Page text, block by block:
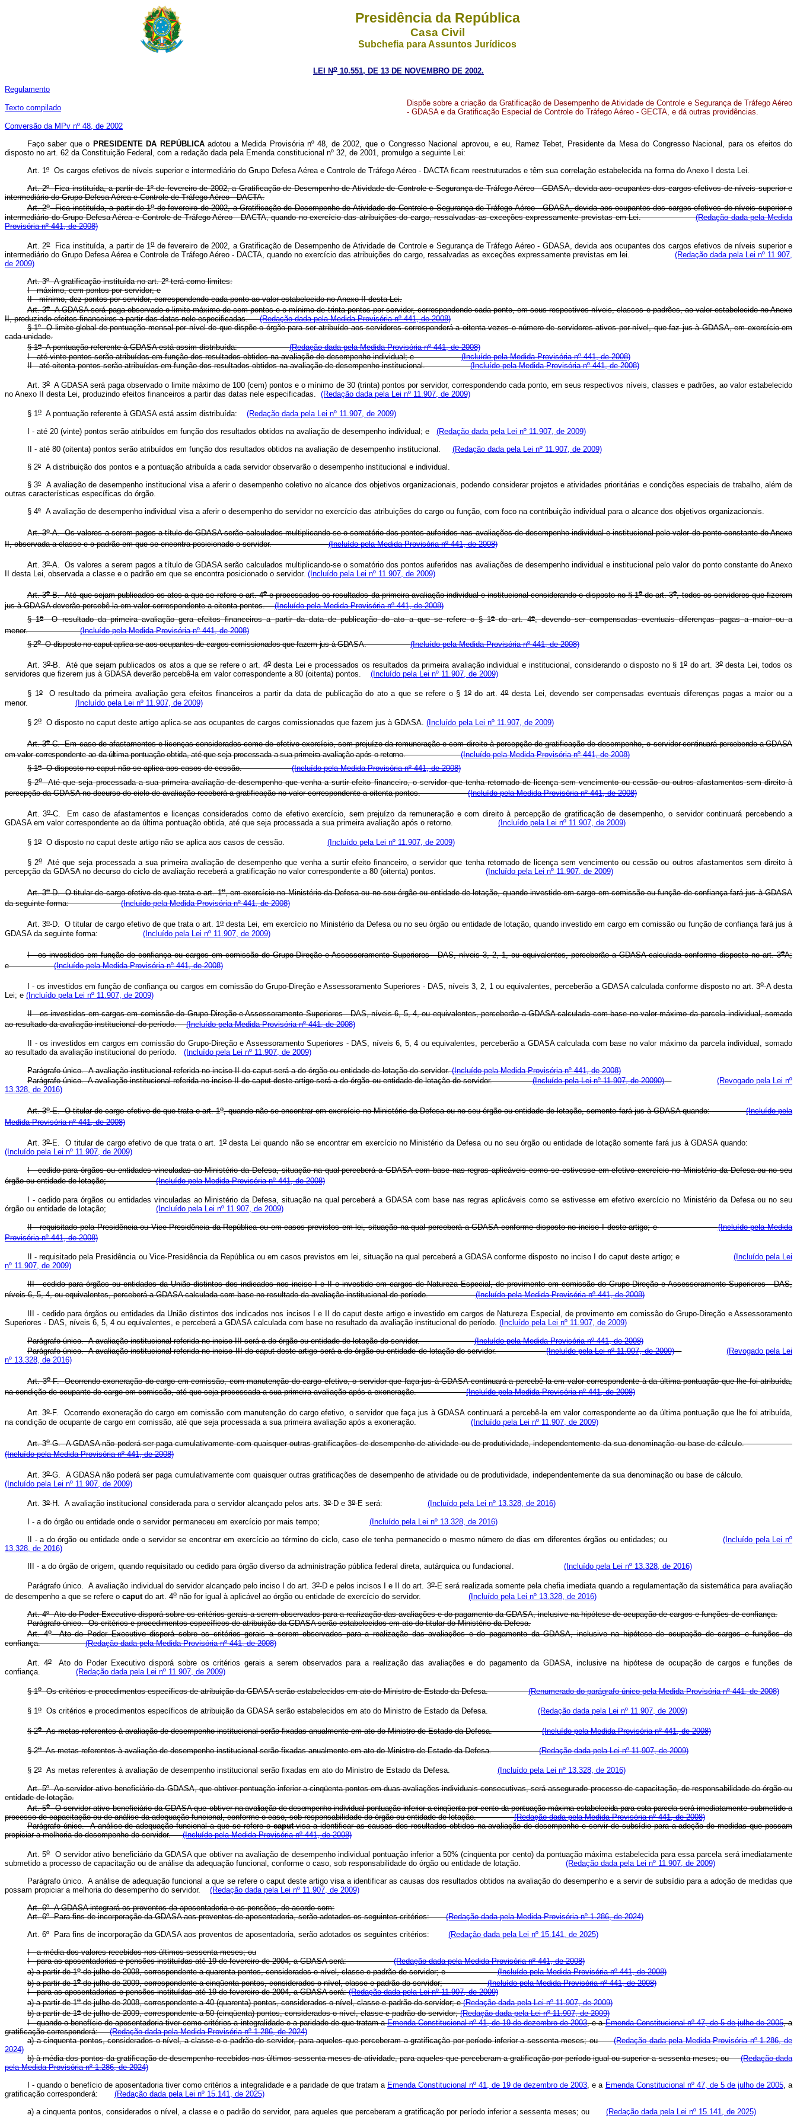
Presidência da República
Casa Civil
Subchefia para Assuntos Jurídicos
LEI No 10.551, DE 13 DE NOVEMBRO DE 2002.
Regulamento
Texto compilado
Conversão da MPv nº 48, de 2002
Dispõe sobre a criação da Gratificação de Desempenho de Atividade de Controle e Segurança de Tráfego Aéreo
- GDASA e da Gratificação Especial de Controle do Tráfego Aéreo - GECTA, e dá outras providências.
Faço saber que o PRESIDENTE DA REPÚBLICAadotou a Medida Provisória nº 48, de 2002, que o Congresso Nacional aprovou, e eu, Ramez Tebet, Presidente da Mesa do Congresso Nacional, para os efeitos do
disposto no art. 62 da Constituição Federal, com a redação dada pela Emenda constitucional nº 32, de 2001, promulgo a seguinte Lei:
Art. 1º Os cargos efetivos de níveis superior e intermediário do Grupo Defesa Aérea e Controle de Tráfego Aéreo - DACTA ficam reestruturados e têm sua correlação estabelecida na forma do Anexo I desta Lei.
Art. 2º Fica instituída, a partir de 1º de fevereiro de 2002, a Gratificação de Desempenho de Atividade de Controle e Segurança de Tráfego Aéreo - GDASA, devida aos ocupantes dos cargos efetivos de níveis superior e
intermediário do Grupo Defesa Aérea e Controle de Tráfego Aéreo - DACTA.
Art. 2oFica instituída, a partir de 1ode fevereiro de 2002, a Gratificação de Desempenho de Atividade de Controle e Segurança de Tráfego Aéreo - GDASA, devida aos ocupantes dos cargos efetivos de níveis superior e
intermediário do Grupo Defesa Aérea e Controle de Tráfego Aéreo - DACTA, quando no exercício das atribuições do cargo, ressalvadas as exceções expressamente previstas em Lei.(Redação dada pela Medida
Provisória nº 441, de 2008)
Art. 2oFica instituída, a partir de 1ode fevereiro de 2002, a Gratificação de Desempenho de Atividade de Controle e Segurança de Tráfego Aéreo - GDASA, devida aos ocupantes dos cargos efetivos de níveis superior e
intermediário do Grupo Defesa Aérea e Controle de Tráfego Aéreo - DACTA, quando no exercício das atribuições do cargo, ressalvadas as exceções expressamente previstas em lei. (Redação dada pela Lei nº 11.907,
de 2009)
Art. 3º A gratificação instituída no art. 2º terá como limites:
I - máximo, cem pontos por servidor; e
II - mínimo, dez pontos por servidor, correspondendo cada ponto ao valor estabelecido no Anexo II desta Lei.
Art. 3oA GDASAserá paga observado o limite máximo de cem pontos e o mínimo de trinta pontos por servidor, correspondendo cada ponto, em seus respectivos níveis, classes e padrões, ao valor estabelecido no Anexo
II,produzindo efeitos financeiros a partir das datas nele especificadas.(Redação dada pela Medida Provisória nº 441, de 2008)
§ 1º O limite global de pontuação mensal por nível de que dispõe o órgão para ser atribuído aos servidores corresponderá a oitenta vezes o número de servidores ativos por nível, que faz jus à GDASA, em exercício em
cada unidade.
§ 1oA pontuação referente à GDASA está assim distribuída:(Redação dada pela Medida Provisória nº 441, de 2008)
I - até vinte pontos serão atribuídos em função dos resultados obtidos na avaliação de desempenho individual; e(Incluído pela Medida Provisória nº 441, de 2008)
II - até oitenta pontos serão atribuídos em função dos resultados obtidos na avaliação de desempenho institucional.(Incluído pela Medida Provisória nº 441, de 2008)
Art. 3o A GDASA será paga observado o limite máximo de 100 (cem) pontos e o mínimo de 30 (trinta) pontos por servidor, correspondendo cada ponto, em seus respectivos níveis, classes e padrões, ao valor estabelecido
no Anexo II desta Lei, produzindo efeitos financeiros a partir das datas nele especificadas. (Redação dada pela Lei nº 11.907, de 2009)
§ 1o A pontuação referente à GDASA está assim distribuída: (Redação dada pela Lei nº 11.907, de 2009)
I - até 20 (vinte) pontos serão atribuídos em função dos resultados obtidos na avaliação de desempenho individual; e (Redação dada pela Lei nº 11.907, de 2009)
II - até 80 (oitenta) pontos serão atribuídos em função dos resultados obtidos na avaliação de desempenho institucional. (Redação dada pela Lei nº 11.907, de 2009)
§ 2º A distribuição dos pontos e a pontuação atribuída a cada servidor observarão o desempenho institucional e individual.
§ 3ºA avaliação de desempenho institucional visa a aferir o desempenho coletivo no alcance dos objetivos organizacionais, podendo considerar projetos e atividades prioritárias e condições especiais de trabalho, além de
outras características específicas do órgão.
§ 4º A avaliação de desempenho individual visa a aferir o desempenho do servidor no exercício das atribuições do cargo ou função, com foco na contribuição individual para o alcance dos objetivos organizacionais.
Art. 3o-A.Os valores a serem pagos a título de GDASA serão calculados multiplicando-se o somatório dos pontos auferidos nas avaliações de desempenho individual e institucional pelo valor do ponto constante do Anexo
II, observada a classe e o padrão em que se encontra posicionado o servidor.
(Incluído pela Medida Provisória nº 441, de 2008)
Art. 3o-A.Os valores a serem pagos a título de GDASA serão calculados multiplicando-se o somatório dos pontos auferidos nas avaliações de desempenho individual e institucional pelo valor do ponto constante do Anexo
II desta Lei, observada a classe e o padrão em que se encontra posicionado o servidor. (Incluído pela Lei nº 11.907, de 2009)
Art. 3o-B.Até que sejam publicados os atos a que se refere o art. 4oe processados os resultados da primeira avaliação individual e institucional considerando o disposto no § 1odo art. 3o, todos os servidores que fizerem
jus à GDASA deverão percebê-la em valor correspondentea oitenta pontos.(Incluído pela Medida Provisória nº 441, de 2008)
§ 1oO resultado da primeira avaliação gera efeitos financeiros a partir da data de publicação do ato a que se refereo § 1odoart. 4o, devendo ser compensadas eventuais diferenças pagas a maior ou a
menor.(Incluído pela Medida Provisória nº 441, de 2008)
§ 2oO disposto no caput aplica-se aos ocupantes de cargos comissionados que fazem jus à GDASA.(Incluído pela Medida Provisória nº 441, de 2008)
Art. 3o-B. Até que sejam publicados os atos a que se refere o art. 4odesta Lei e processados os resultados da primeira avaliação individual e institucional, considerando o disposto no § 1o do art. 3odesta Lei, todos os
servidores que fizerem jus à GDASA deverão percebê-la em valor correspondente a 80 (oitenta) pontos. (Incluído pela Lei nº 11.907, de 2009)
§ 1oO resultado da primeira avaliação gera efeitos financeiros a partir da data de publicação do ato a que se refere o § 1odo art. 4odesta Lei, devendo ser compensadas eventuais diferenças pagas a maior ou a
menor. (Incluído pela Lei nº 11.907, de 2009)
§ 2o O disposto no caput deste artigo aplica-se aos ocupantes de cargos comissionados que fazem jus à GDASA. (Incluído pela Lei nº 11.907, de 2009)
Art. 3o-C.Em caso de afastamentos e licenças considerados como de efetivo exercício, sem prejuízo da remuneração e com direito à percepção de gratificação de desempenho, o servidorcontinuará percebendo a GDASA
em valor correspondente ao da última pontuação obtida, até que seja processada a sua primeira avaliação após o retorno.(Incluído pela Medida Provisória nº 441, de 2008)
§ 1oO disposto no caput não se aplica aos casos de cessão.
(Incluído pela Medida Provisória nº 441, de 2008)
§ 2oAté que seja processada a sua primeira avaliação de desempenho que venha a surtir efeito financeiro, o servidor que tenha retornado de licença sem vencimento ou cessão ou outros afastamentos sem direito à
percepção da GDASA no decurso do ciclo de avaliação receberá a gratificação no valor correspondente a oitenta pontos.(Incluído pela Medida Provisória nº 441, de 2008)
Art. 3o-C.
Em caso de afastamentos e licenças considerados como de efetivo exercício, sem prejuízo da remuneração e com direito à percepção de gratificação de desempenho, o servidor continuará percebendo a
GDASA em valor correspondente ao da última pontuação obtida, até que seja processada a sua primeira avaliação após o retorno. (Incluído pela Lei nº 11.907, de 2009)
§ 1o O disposto no caput deste artigo não se aplica aos casos de cessão. (Incluído pela Lei nº 11.907, de 2009)
§ 2oAté que seja processada a sua primeira avaliação de desempenho que venha a surtir efeito financeiro, o servidor que tenha retornado de licença sem vencimento ou cessão ou outros afastamentos sem direito à
percepção da GDASA no decurso do ciclo de avaliação receberá a gratificação no valor correspondente a 80 (oitenta) pontos. (Incluído pela Lei nº 11.907, de 2009)
Art. 3o-D.O titular de cargo efetivo de que trata o art. 1o, em exercício no Ministério da Defesa ou no seu órgão ou entidade de lotação, quando investido em cargo em comissão ou função de confiança fará jus à GDASA
da seguinte forma:(Incluído pela Medida Provisória nº 441, de 2008)
Art. 3o-D.O titular de cargo efetivo de que trata o art. 1odesta Lei, em exercício no Ministério da Defesa ou no seu órgão ou entidade de lotação, quando investido em cargo em comissão ou função de confiança fará jus à
GDASA da seguinte forma: (Incluído pela Lei nº 11.907, de 2009)
I - os investidos em função de confiança ou cargos em comissão do Grupo-Direção e Assessoramento Superiores - DAS, níveis 3, 2, 1, ou equivalentes, perceberão a GDASA calculada conforme disposto no art. 3oA;
e(Incluído pela Medida Provisória nº 441, de 2008)
I - os investidos em função de confiança ou cargos em comissão do Grupo-Direção e Assessoramento Superiores - DAS, níveis 3, 2, 1 ou equivalentes, perceberão a GDASA calculada conforme disposto no art. 3o-A desta
Lei; e (Incluído pela Lei nº 11.907, de 2009)
II - os investidos em cargos em comissão do Grupo-Direção e Assessoramento Superiores - DAS, níveis 6, 5, 4, ou equivalentes, perceberão a GDASA calculada com base no valor máximo da parcela individual, somado
ao resultado da avaliação institucional do período.(Incluído pela Medida Provisória nº 441, de 2008)
II - os investidos em cargos em comissão do Grupo-Direção e Assessoramento Superiores - DAS, níveis 6, 5, 4 ou equivalentes, perceberão a GDASA calculada com base no valor máximo da parcela individual, somado
ao resultado da avaliação institucional do período. (Incluído pela Lei nº 11.907, de 2009)
Parágrafo único. A avaliação institucional referida no inciso II do caput será a do órgão ou entidade de lotação do servidor.(Incluído pela Medida Provisória nº 441, de 2008)
Parágrafo único. A avaliação institucional referida no inciso II do caput deste artigo será a do órgão ou entidade de lotação do servidor.(Incluído pela Lei nº 11.907, de 20090)
(Revogado pela Lei nº
13.328, de 2016)
Art. 3o-E.O titular de cargo efetivo de que trata o art. 1o, quando não se encontrar em exercício no Ministério da Defesa ou no seu órgão ou entidade de lotação, somente fará jus à GDASA quando:
(Incluído pela
Medida Provisória nº 441, de 2008)
Art. 3o-E.O titular de cargo efetivo de que trata o art. 1 odesta Lei quando não se encontrar em exercício no Ministério da Defesa ou no seu órgão ou entidade de lotação somente fará jus à GDASA quando:
(Incluído pela Lei nº 11.907, de 2009)
I - cedido para órgãos ou entidades vinculadas ao Ministério da Defesa, situação na qual perceberá a GDASA com base nas regras aplicáveis como se estivesse em efetivo exercício no Ministério da Defesa ou no seu
órgão ou entidade de lotação;
(Incluído pela Medida Provisória nº 441, de 2008)
I - cedido para órgãos ou entidades vinculadas ao Ministério da Defesa, situação na qual perceberá a GDASA com base nas regras aplicáveis como se estivesse em efetivo exercício no Ministério da Defesa ou no seu
órgão ou entidade de lotação; (Incluído pela Lei nº 11.907, de 2009)
II - requisitado pela Presidência ou Vice-Presidência da República ou em casos previstos em lei, situação na qual perceberá a GDASA conforme disposto no inciso I deste artigo; e
(Incluído pela Medida
Provisória nº 441, de 2008)
II - requisitado pela Presidência ou Vice-Presidência da República ou em casos previstos em lei, situação na qual perceberá a GDASA conforme disposto no inciso I do caput deste artigo; e (Incluído pela Lei
nº 11.907, de 2009)
III - cedido para órgãos ou entidades da União distintos dos indicados nos inciso I e II e investido em cargos de Natureza Especial, de provimento em comissão do Grupo-Direção e Assessoramento Superiores - DAS,
níveis 6, 5, 4, ou equivalentes, perceberá a GDASA calculada com base no resultado da avaliação institucional do período.
(Incluído pela Medida Provisória nº 441, de 2008)
III - cedido para órgãos ou entidades da União distintos dos indicados nos incisos I e II do caput deste artigo e investido em cargos de Natureza Especial, de provimento em comissão do Grupo-Direção e Assessoramento
Superiores - DAS, níveis 6, 5, 4 ou equivalentes, e perceberá a GDASA calculada com base no resultado da avaliação institucional do período. (Incluído pela Lei nº 11.907, de 2009)
Parágrafo único. A avaliação institucional referida no inciso III será a do órgão ou entidade de lotação do servidor.(Incluído pela Medida Provisória nº 441, de 2008)
Parágrafo único. A avaliação institucional referida no inciso III do caput deste artigo será a do órgão ou entidade de lotação do servidor.(Incluído pela Lei nº 11.907, de 2009)
(Revogado pela Lei
nº 13.328, de 2016)
Art. 3o-F.Ocorrendo exoneração do cargo em comissão, com manutenção do cargo efetivo, o servidor que faça jus à GDASA continuará a percebê-la em valor correspondente à da última pontuação que lhe foi atribuída,
na condição de ocupante de cargo em comissão, até que seja processada a sua primeira avaliação após a exoneração.
(Incluído pela Medida Provisória nº 441, de 2008)
Art. 3o-F.Ocorrendo exoneração do cargo em comissão com manutenção do cargo efetivo, o servidor que faça jus à GDASA continuará a percebê-la em valor correspondente ao da última pontuação que lhe foi atribuída,
na condição de ocupante de cargo em comissão, até que seja processada a sua primeira avaliação após a exoneração. (Incluído pela Lei nº 11.907, de 2009)
Art. 3o-G.A GDASA não poderá ser paga cumulativamente com quaisquer outras gratificações de desempenho de atividade ou de produtividade, independentemente da sua denominação ou base de cálculo.
(Incluído pela Medida Provisória nº 441, de 2008)
Art. 3o-G. A GDASA não poderá ser paga cumulativamente com quaisquer outras gratificações de desempenho de atividade ou de produtividade, independentemente da sua denominação ou base de cálculo.
(Incluído pela Lei nº 11.907, de 2009)
Art. 3o-H. A avaliação institucional considerada para o servidor alcançado pelos arts. 3o-D e 3o-E será: (Incluído pela Lei nº 13.328, de 2016)
I - a do órgão ou entidade onde o servidor permaneceu em exercício por mais tempo; (Incluído pela Lei nº 13.328, de 2016)
II - a do órgão ou entidade onde o servidor se encontrar em exercício ao término do ciclo, caso ele tenha permanecido o mesmo número de dias em diferentes órgãos ou entidades; ou(Incluído pela Lei nº
13.328, de 2016)
III - a do órgão de origem, quando requisitado ou cedido para órgão diverso da administração pública federal direta, autárquica ou fundacional. (Incluído pela Lei nº 13.328, de 2016)
Parágrafo único. A avaliação individual do servidor alcançado pelo inciso I do art. 3o-D e pelos incisos I e II do art. 3o-E será realizada somente pela chefia imediata quando a regulamentação da sistemática para avaliação
de desempenho a que se refere o caputdo art. 4o não for igual à aplicável ao órgão ou entidade de exercício do servidor. (Incluído pela Lei nº 13.328, de 2016)
Art. 4º Ato do Poder Executivo disporá sobre os critérios gerais a serem observados para a realização das avaliações e do pagamento da GDASA, inclusive na hipótese de ocupação de cargos e funções de confiança.
Parágrafo único. Os critérios e procedimentos específicos de atribuição da GDASA serão estabelecidos em ato do titular do Ministério da Defesa.
Art. 4oAto do Poder Executivo disporá sobre os critérios gerais a serem observados para a realização das avaliações e do pagamento da GDASA, inclusive na hipótese de ocupação de cargos e funções de
confiança.(Redação dada pela Medida Provisória nº 441, de 2008)
Art. 4oAto do Poder Executivo disporá sobre os critérios gerais a serem observados para a realização das avaliações e do pagamento da GDASA, inclusive na hipótese de ocupação de cargos e funções de
confiança. (Redação dada pela Lei nº 11.907, de 2009)
§ 1o Os critérios e procedimentos específicos de atribuição da GDASA serão estabelecidos em ato do Ministro de Estado da Defesa. (Renumerado do parágrafo único pela Medida Provisória nº 441, de 2008)
§ 1o Os critérios e procedimentos específicos de atribuição da GDASA serão estabelecidos em ato do Ministro de Estado da Defesa. (Redação dada pela Lei nº 11.907, de 2009)
§ 2oAs metas referentes à avaliação de desempenho institucional serão fixadas anualmente em ato do Ministro de Estado da Defesa.(Incluído pela Medida Provisória nº 441, de 2008)
§ 2oAs metas referentes à avaliação de desempenho institucional serão fixadas anualmente em ato do Ministro de Estado da Defesa.(Redação dada pela Lei nº 11.907, de 2009)
§ 2o As metas referentes à avaliação de desempenho institucional serão fixadas em ato do Ministro de Estado da Defesa. (Incluído pela Lei nº 13.328, de 2016)
Art. 5º Ao servidor ativo beneficiário da GDASA, que obtiver pontuação inferior a cinqüenta pontos em duas avaliações individuais consecutivas, será assegurado processo de capacitação, de responsabilidade do órgão ou
entidade de lotação.
Art. 5o O servidor ativo beneficiário da GDASA que obtiverna avaliação de desempenho individual pontuação inferior a cinqüenta por cento da pontuação máxima estabelecida para esta parcela será imediatamente submetido a
processo de capacitação ou de análise da adequação funcional, conforme o caso, sob responsabilidade do órgão ou entidade de lotação.
(Redação dada pela Medida Provisória nº 441, de 2008)
Parágrafo único. A análise de adequação funcional a que se refere ocaputvisa a identificar as causas dos resultados obtidos na avaliação do desempenho e servir de subsídio para a adoção de medidas que possam
propiciar a melhoria do desempenho do servidor.
(Incluído pela Medida Provisória nº 441, de 2008)
Art. 5oO servidor ativo beneficiário da GDASA que obtiver na avaliação de desempenho individual pontuação inferior a 50% (cinqüenta por cento) da pontuação máxima estabelecida para essa parcela será imediatamente
submetido a processo de capacitação ou de análise da adequação funcional, conforme o caso, sob responsabilidade do órgão ou entidade de lotação. (Redação dada pela Lei nº 11.907, de 2009)
Parágrafo único. A análise de adequação funcional a que se refere o caput deste artigo visa a identificar as causas dos resultados obtidos na avaliação do desempenho e a servir de subsídio para a adoção de medidas que
possam propiciar a melhoria do desempenho do servidor. (Redação dada pela Lei nº 11.907, de 2009)
Art. 6º A GDASA integrará os proventos da aposentadoria e as pensões, de acordo com:
Art. 6º Para fins de incorporação da GDASA aos proventos de aposentadoria, serão adotados os seguintes critérios:(Redação dada pela Medida Provisória nº 1.286, de 2024)
Art. 6º Para fins de incorporação da GDASA aos proventos de aposentadoria, serão adotados os seguintes critérios: (Redação dada pela Lei nº 15.141, de 2025)
I - a média dos valores recebidos nos últimos sessenta meses; ou
I -para as aposentadorias e pensões instituídas até 19 de fevereiro de 2004, a GDASA será:(Redação dada pela Medida Provisória nº 441, de 2008)
a) a partir de 1ode julho de 2008, correspondente a quarenta pontos, considerados o nível, classe e padrão do servidor; e(Incluído pela Medida Provisória nº 441, de 2008)
b) a partir de 1ode julho de 2009, correspondente a cinqüenta pontos, considerados o nível, classe e padrão do servidor;(Incluído pela Medida Provisória nº 441, de 2008)
I -para as aposentadorias e pensões instituídas até 19 de fevereiro de 2004, a GDASA será:(Redação dada pela Lei nº 11.907, de 2009)
a) a partir de 1ode julho de 2008, correspondente a 40 (quarenta) pontos, considerados o nível, classe e padrão do servidor; e(Redação dada pela Lei nº 11.907, de 2009)
b) a partir de 1ode julho de 2009, correspondente a 50 (cinqüenta) pontos, considerados o nível, classe e padrão do servidor;(Redação dada pela Lei nº 11.907, de 2009)
I - quando o benefício de aposentadoria tiver como critérios a integralidade e a paridade de que tratam aEmenda Constitucional nº 41, de 19 de dezembro de 2003, e aEmenda Constitucional nº 47, de 5 de julho de 2005, a
gratificação corresponderá:(Redação dada pela Medida Provisória nº 1.286, de 2024)
a) a cinquenta pontos, considerados o nível, a classe e o padrão do servidor, para aqueles que perceberam a gratificação por período inferior a sessenta meses; ou(Redação dada pela Medida Provisória nº 1.286, de
2024)
b) à média dos pontos da gratificação de desempenho recebidos nos últimos sessenta meses de atividade, para aqueles que perceberam a gratificação por período igual ou superior a sessenta meses; ou(Redação dada
pela Medida Provisória nº 1.286, de 2024)
I - quando o benefício de aposentadoria tiver como critérios a integralidade e a paridade de que tratam a Emenda Constitucional nº 41, de 19 de dezembro de 2003 , e a Emenda Constitucional nº 47, de 5 de julho de 2005 , a
gratificação corresponderá:
(Redação dada pela Lei nº 15.141, de 2025)
a) a cinquenta pontos, considerados o nível, a classe e o padrão do servidor, para aqueles que perceberam a gratificação por período inferior a sessenta meses; ou
(Redação dada pela Lei nº 15.141, de 2025)